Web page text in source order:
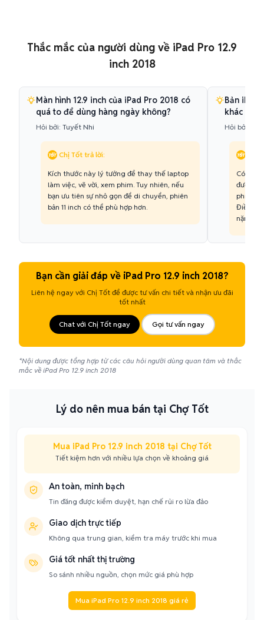
Thắc mắc của người dùng về iPad Pro 12.9
inch 2018
Màn hình 12.9 inch của iPad Pro 2018 có
quá to để dùng hàng ngày không?
Hỏi bởi: Tuyết Nhi
Chị Tốt trả lời:
Kích thước này lý tưởng để thay thế laptop
làm việc, vẽ vời, xem phim. Tuy nhiên, nếu
bạn ưu tiên sự nhỏ gọn để di chuyển, phiên
bản 11 inch có thể phù hợp hơn.
Bản iPad
khác biệt
Hỏi bởi:
Có bạn
được
phiên
Điều
nặng
Bạn cần giải đáp về iPad Pro 12.9 inch 2018?
Liên hệ ngay với Chị Tốt để được tư vấn chi tiết và nhận ưu đãi
tốt nhất
Chat với Chị Tốt ngay Gọi tư vấn ngay
*Nội dung được tổng hợp từ các câu hỏi người dùng quan tâm và thắc
mắc về iPad Pro 12.9 inch 2018
Lý do nên mua bán tại Chợ Tốt
Mua iPad Pro 12.9 inch 2018 tại Chợ Tốt
Tiết kiệm hơn với nhiều lựa chọn về khoảng giá
An toàn, minh bạch
Tin đăng được kiểm duyệt, hạn chế rủi ro lừa đảo
Giao dịch trực tiếp
Không qua trung gian, kiểm tra máy trước khi mua
Giá tốt nhất thị trường
So sánh nhiều nguồn, chọn mức giá phù hợp
Mua iPad Pro 12.9 inch 2018 giá rẻ